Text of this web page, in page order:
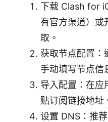
下载 Clash for
有官方渠道）或
取。
获取节点配置：
手动填写节点信
导入配置：在应
贴订阅链接地址
设置 DNS：推